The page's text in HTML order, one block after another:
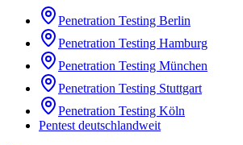
Penetration Testing Berlin
Penetration Testing Hamburg
Penetration Testing München
Penetration Testing Stuttgart
Penetration Testing Köln
Pentest deutschlandweit